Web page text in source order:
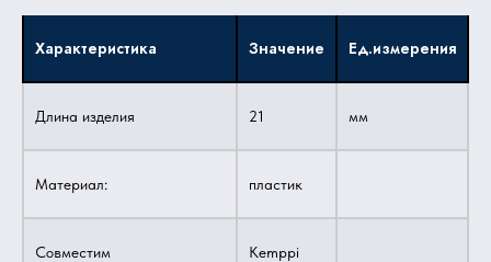
Характеристика Значение Ед.измерения
Длина изделия 21 мм
Материал: пластик
Совместим Kemppi